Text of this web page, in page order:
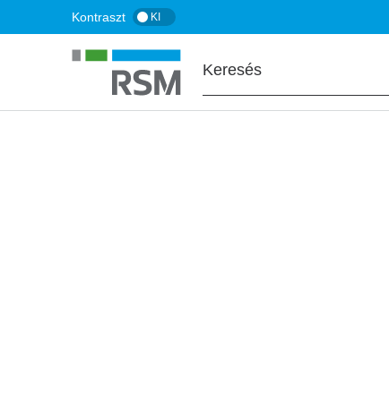
a
tartalomra
Kontraszt KI